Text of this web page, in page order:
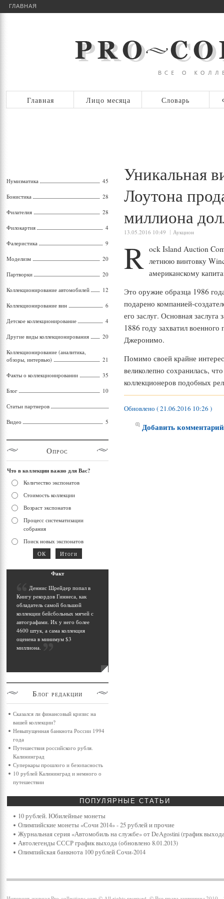
ГЛАВНАЯ
Главная Лицо месяца Словарь
Уникальная
Лоутона
миллиона
13.05.2016 10:49 Аукцион
R ock Island Auction
летнюю винтовку
американскому
Это оружие образца 1986
подарено компанией-
его заслуг. Основная
1886 году захватил
Джеронимо.
Помимо своей крайне
великолепно сохранилась,
коллекционеров подобных
Обновлено ( 21.06.2016 10:26 )
Добавить комментарий
Нумизматика 45
Бонистика 28
Филателия 28
Филокартия 4
Фалеристика 9
Моделизм 20
Партворки 20
Коллекционирование автомобилей 12
Коллекционирование вин 6
Детское коллекционирование 4
Другие виды коллекционирования 20
Коллекционирование (аналитика,
обзоры, интервью)
21
Факты о коллекционировании 35
Блог 10
Статьи партнеров
Видео 5
Опрос
Что в коллекции важно для Вас?
Количество экспонатов
Стоимость коллекции
Возраст экспонатов
Процесс систематизации
собрания
Поиск новых экспонатов
Факт
Деннис Шрейдер попал в
Книгу рекордов Гиннеса, как
обладатель самой большой
коллекции бейсбольных мячей с
автографами. Их у него более
4600 штук, а сама коллекция
оценена в минимум $3
миллиона.
Блог редакции
Сказался ли финансовый кризис на
вашей коллекции?
Невыпущенная банкнота России 1994
года
Путешествия российского рубля.
Калининград
Суперкары прошлого и безопасность
10 рублей Калининград и немного о
путешествии
ПОПУЛЯРНЫЕ СТАТЬИ
10 рублей. Юбилейные монеты
Олимпийские монеты «Сочи 2014» - 25 рублей и прочие
Журнальная серия «Автомобиль на службе» от DeAgostini (график
Автолегенды СССР график выхода (обновлено 8.01.2013)
Олимпийская банкнота 100 рублей Сочи-2014